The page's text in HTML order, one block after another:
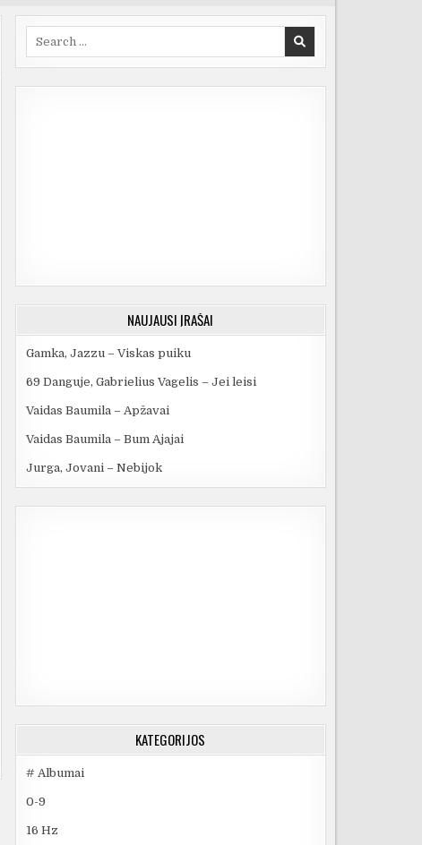
NAUJAUSI ĮRAŠAI
Gamka, Jazzu – Viskas puiku
69 Danguje, Gabrielius Vagelis – Jei leisi
Vaidas Baumila – Apžavai
Vaidas Baumila – Bum Ajajai
Jurga, Jovani – Nebijok
KATEGORIJOS
# Albumai
0-9
16 Hz